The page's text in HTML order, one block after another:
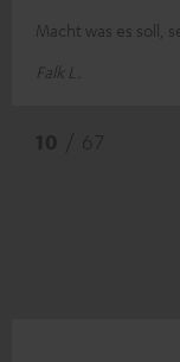
Macht was es soll,
Falk L.